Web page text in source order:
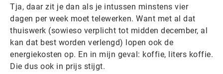
Tja, daar zit je dan als je intussen minstens vier
dagen per week moet telewerken. Want met al dat
thuiswerk (sowieso verplicht tot midden december, al
kan dat best worden verlengd) lopen ook de
energiekosten op. En in mijn geval: koffie, liters koffie.
Die dus ook in prijs stijgt.